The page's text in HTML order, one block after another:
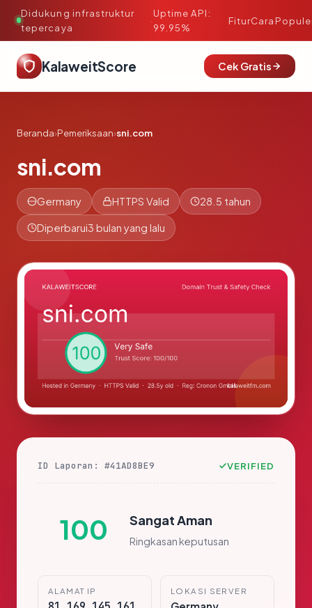
Didukung infrastruktur
tepercaya
·
Uptime API:
99.95%
FiturCara
KalaweitScore Cek Gratis
Beranda›Pemeriksaan›sni.com
sni.com
Germany HTTPS Valid 28.5 tahun
Diperbarui3 bulan yang lalu
ID Laporan: #41AD8BE9 VERIFIED
100 Sangat Aman
Ringkasan keputusan
ALAMAT IP LOKASI SERVER